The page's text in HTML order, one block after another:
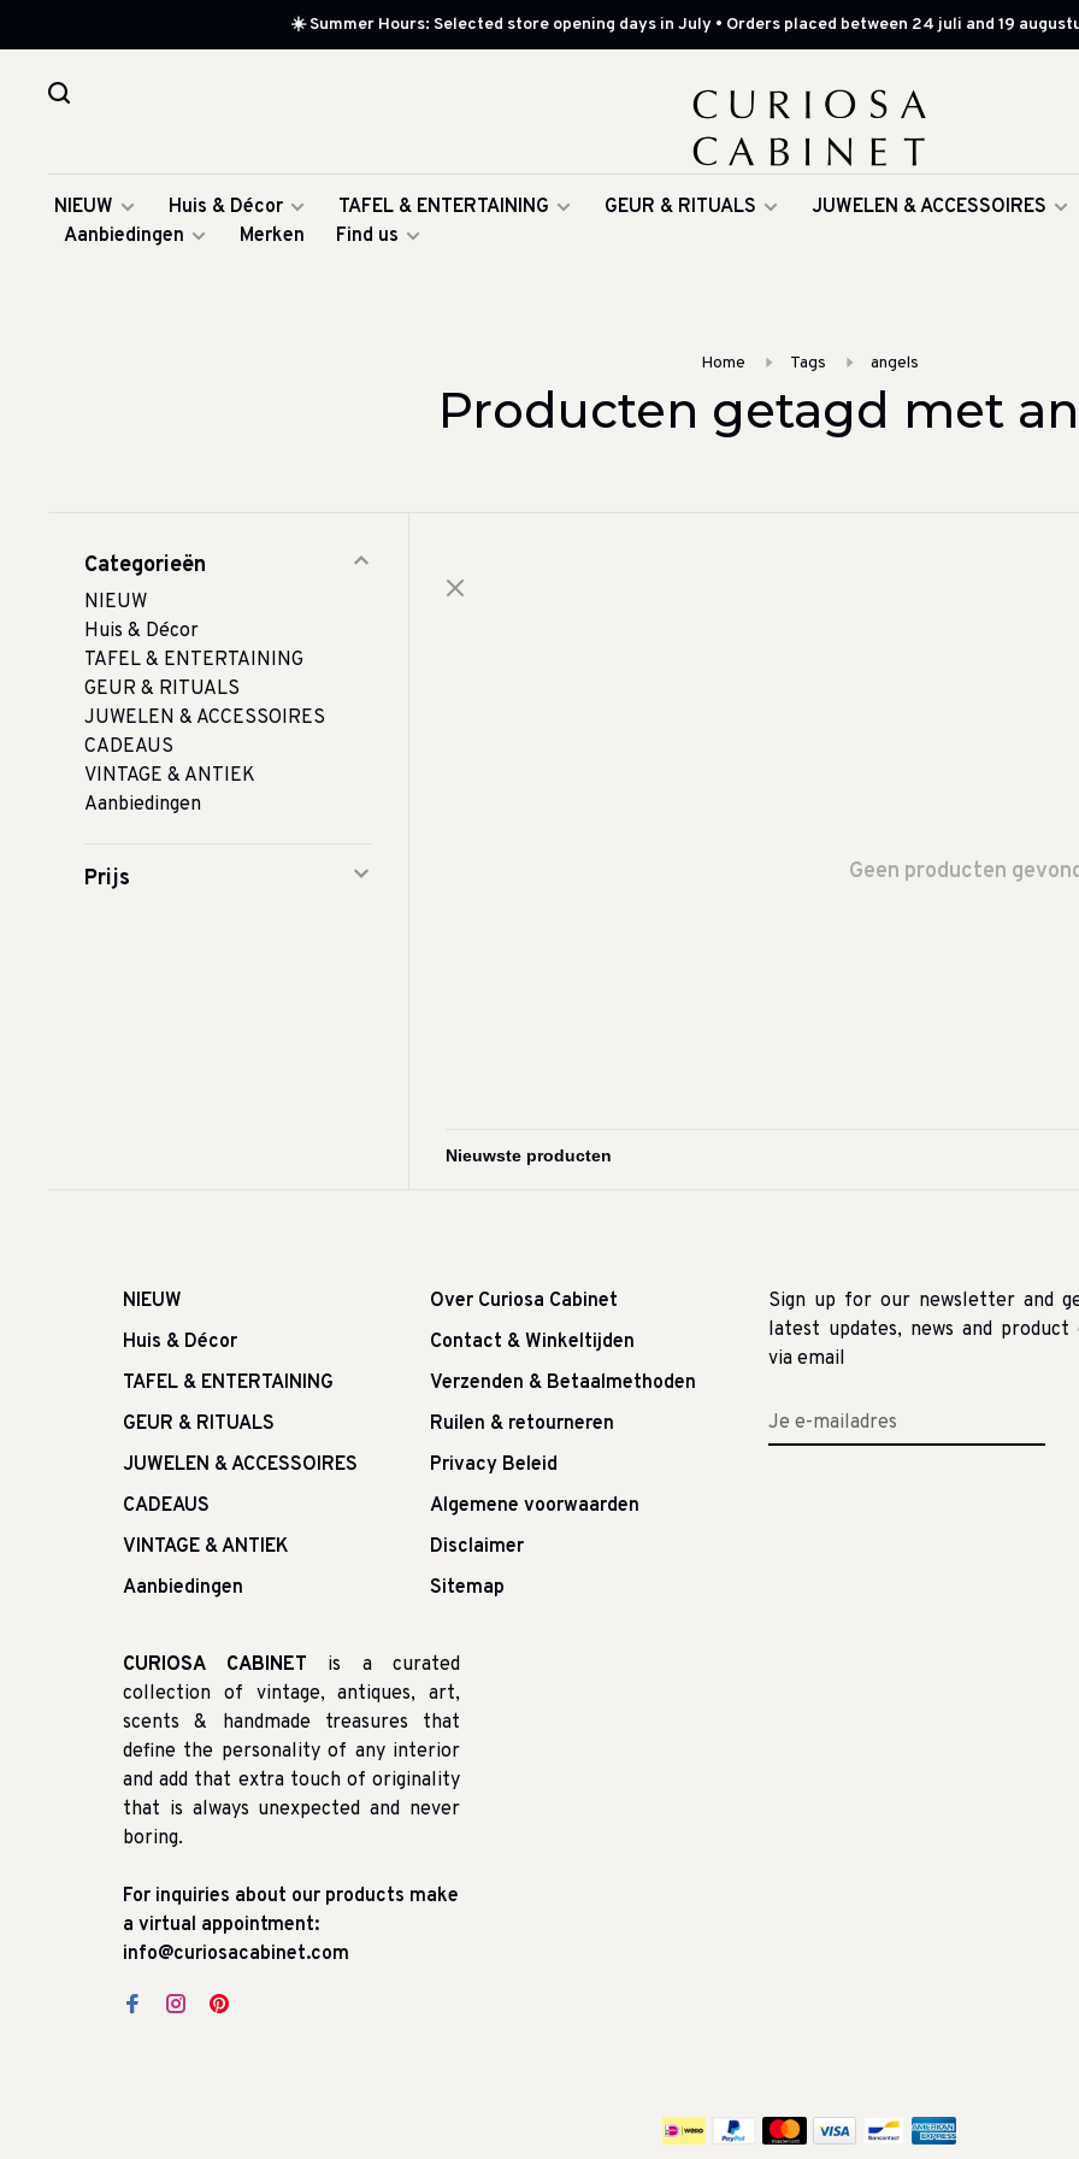
☀️ Summer Hours: Selected store opening days in July • Orders placed between 24 juli and 19
NIEUW Huis & Décor TAFEL & ENTERTAINING GEUR & RITUALS JUWELEN & ACCESSOIRES
Aanbiedingen
Merken Find us
Home Tags angels
Producten getagd met
Categorieën
NIEUW
Huis & Décor
TAFEL & ENTERTAINING
GEUR & RITUALS
JUWELEN & ACCESSOIRES
CADEAUS
VINTAGE & ANTIEK
Aanbiedingen
Prijs Geen producten
NIEUW
Huis & Décor
TAFEL & ENTERTAINING
GEUR & RITUALS
JUWELEN & ACCESSOIRES
CADEAUS
VINTAGE & ANTIEK
Aanbiedingen
Over Curiosa Cabinet
Contact & Winkeltijden
Verzenden & Betaalmethoden
Ruilen & retourneren
Privacy Beleid
Algemene voorwaarden
Disclaimer
Sitemap
Sign up for our newsletter and
latest updates, news and product
via email
CURIOSA CABINET is a curated
collection of vintage, antiques, art,
scents & handmade treasures that
define the personality of any interior
and add that extra touch of originality
that is always unexpected and never
boring.
For inquiries about our products make
a virtual appointment:
info@curiosacabinet.com